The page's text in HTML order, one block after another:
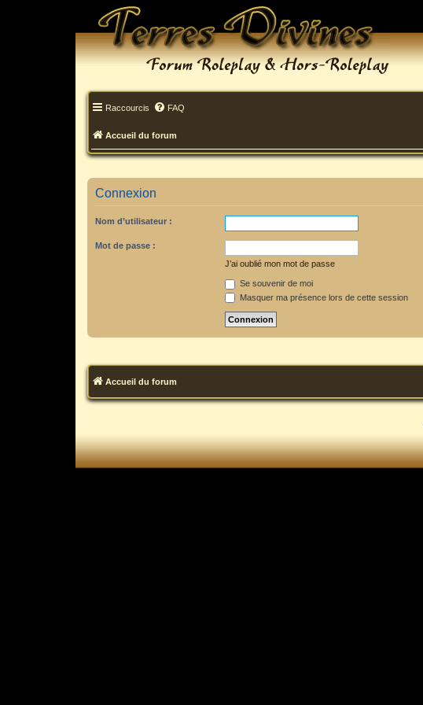
Raccourcis FAQ
Accueil du forum
Connexion
Nom d’utilisateur :
Mot de passe :
J’ai oublié mon mot de passe
Se souvenir de moi
Masquer ma présence lors de cette session
Accueil du forum